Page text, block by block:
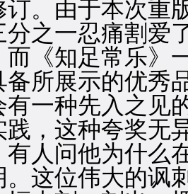
订。由于本次重
分之一忍痛割爱
而《知足常乐》
备所展示的优秀
有一种先入之见
践，这种夸奖无
有人问他为什么
。这位伟大的讽